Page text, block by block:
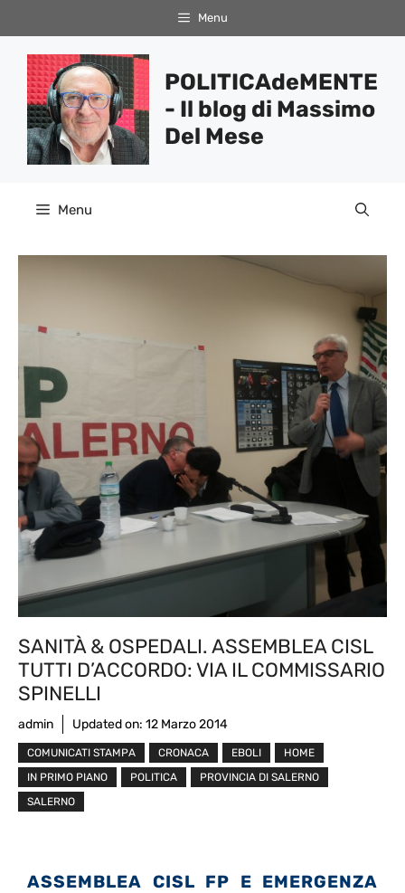
al
contenuto
Menu
POLITICAdeMENTE
- Il blog di Massimo
Del Mese
Menu
SANITÀ & OSPEDALI. ASSEMBLEA CISL
TUTTI D’ACCORDO: VIA IL COMMISSARIO
SPINELLI
admin Updated on: 12 Marzo 2014
COMUNICATI STAMPA CRONACA EBOLI
HOME
IN PRIMO PIANO
POLITICA
PROVINCIA DI SALERNO
SALERNO
ASSEMBLEA CISL FP E EMERGENZA